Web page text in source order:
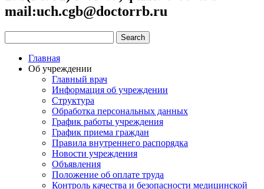
mail:uch.cgb@doctorrb.ru
Главная
Об учреждении
Главный врач
Информация об учреждении
Структура
Обработка персональных данных
График работы учреждения
График приема граждан
Правила внутреннего распорядка
Новости учреждения
Объявления
Положение об оплате труда
Контроль качества и безопасности медицинской